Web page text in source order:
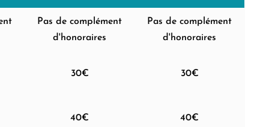
Pas de complément
d'honoraires
Pas de complément
d'honoraires
30€ 30€
40€ 40€